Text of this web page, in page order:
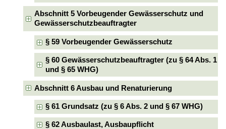
Abschnitt 5 Vorbeugender Gewässerschutz und
Gewässerschutzbeauftragter
§ 59 Vorbeugender Gewässerschutz
§ 60 Gewässerschutzbeauftragter (zu § 64 Abs. 1
und § 65 WHG)
Abschnitt 6 Ausbau und Renaturierung
§ 61 Grundsatz (zu § 6 Abs. 2 und § 67 WHG)
§ 62 Ausbaulast, Ausbaupflicht